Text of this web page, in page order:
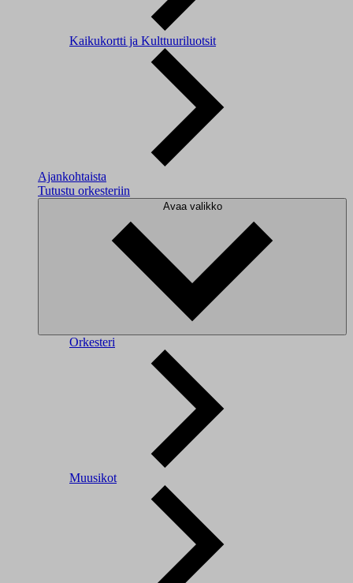
Kaikukortti ja Kulttuuriluotsit
Ajankohtaista
Tutustu orkesteriin
Avaa valikko
Orkesteri
Muusikot